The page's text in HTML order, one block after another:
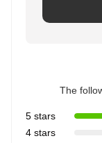
The
5 stars
4 stars